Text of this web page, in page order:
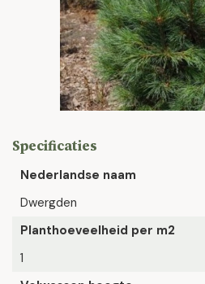
Specificaties
Nederlandse naam
Dwergden
Planthoeveelheid per m2
1